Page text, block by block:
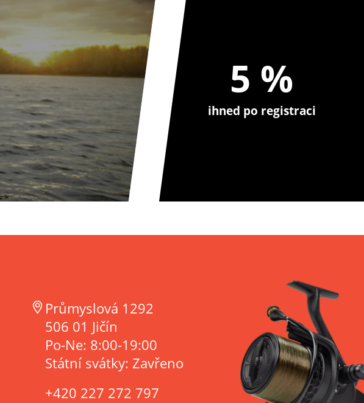
5 %
ihned po registraci
Průmyslová 1292
506 01 Jičín
Po-Ne: 8:00-19:00
Státní svátky: Zavřeno
+420 227 272 797